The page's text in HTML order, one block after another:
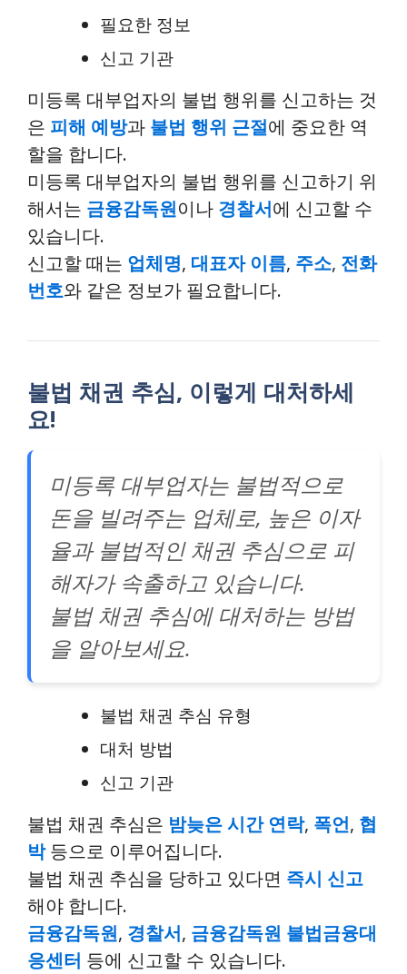
필요한 정보
신고 기관
미등록 대부업자의 불법 행위를 신고하는 것
은 피해 예방과 불법 행위 근절에 중요한 역
할을 합니다.
미등록 대부업자의 불법 행위를 신고하기 위
해서는 금융감독원이나 경찰서에 신고할 수
있습니다.
신고할 때는 업체명, 대표자 이름, 주소, 전화
번호와 같은 정보가 필요합니다.
불법 채권 추심, 이렇게 대처하세
요!
미등록 대부업자는 불법적으로
돈을 빌려주는 업체로, 높은 이자
율과 불법적인 채권 추심으로 피
해자가 속출하고 있습니다.
불법 채권 추심에 대처하는 방법
을 알아보세요.
불법 채권 추심 유형
대처 방법
신고 기관
불법 채권 추심은 밤늦은 시간 연락, 폭언, 협
박등으로 이루어집니다.
불법 채권 추심을 당하고 있다면 즉시 신고
해야 합니다.
금융감독원, 경찰서, 금융감독원 불법금융대
응센터 등에 신고할 수 있습니다.